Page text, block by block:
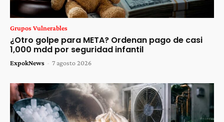
Grupos Vulnerables
¿Otro golpe para META? Ordenan pago de casi
1,000 mdd por seguridad infantil
ExpokNews - 7 agosto 2026